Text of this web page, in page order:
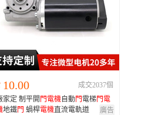
10.00
成交2037個
家定 制平開 門 電機自動門 電梯門 電
地鐵門 蝸桿電機直流電軌道
廣告